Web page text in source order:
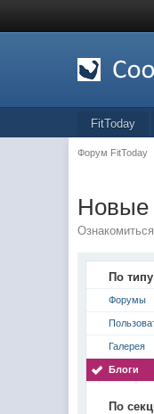
FitToday
Форум FitToday
Новые
По
Форумы
Галерея
Блоги
По